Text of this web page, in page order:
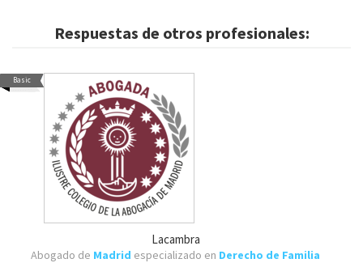
Respuestas de otros profesionales:
Basic
Lacambra
Abogado de Madrid especializado en Derecho de Familia